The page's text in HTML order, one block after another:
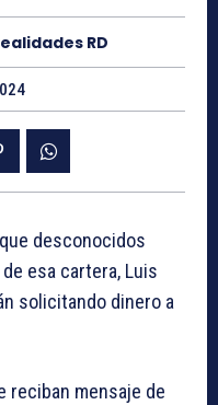
RD
desconocidos
esa cartera, Luis
solicitando dinero a
reciban mensaje de